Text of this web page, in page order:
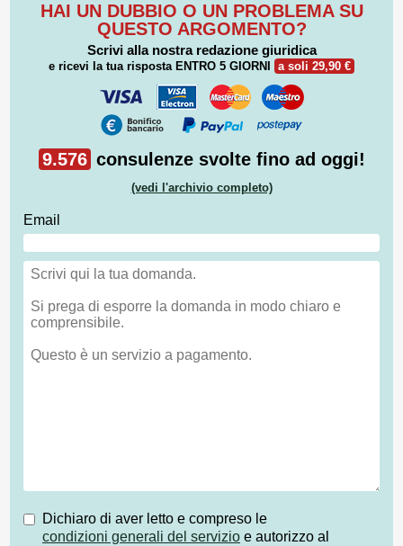
HAI UN DUBBIO O UN PROBLEMA SU
QUESTO ARGOMENTO?
Scrivi alla nostra redazione giuridica
e ricevi la tua risposta ENTRO 5 GIORNI a soli 29,90 €
9.576 consulenze svolte fino ad oggi!
(vedi l'archivio completo)
Email
Dichiaro di aver letto e compreso le
condizioni generali del servizio e autorizzo al